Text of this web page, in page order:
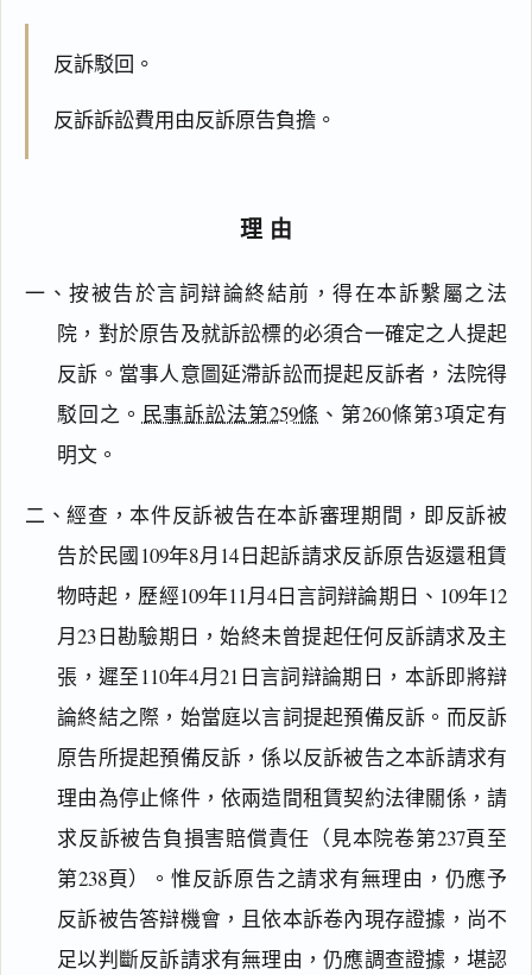
反訴駁回。
反訴訴訟費用由反訴原告負擔。
理由
一、按被告於言詞辯論終結前，得在本訴繫屬之法
院，對於原告及就訴訟標的必須合一確定之人提起
反訴。當事人意圖延滯訴訟而提起反訴者，法院得
駁回之。 民事訴訟法第259條 、第260條第3項定有
明文。
二、經查，本件反訴被告在本訴審理期間，即反訴被
告於民國109年8月14日起訴請求反訴原告返還租賃
物時起，歷經109年11月4日言詞辯論期日、109年12
月23日勘驗期日，始終未曾提起任何反訴請求及主
張，遲至110年4月21日言詞辯論期日，本訴即將辯
論終結之際，始當庭以言詞提起預備反訴。而反訴
原告所提起預備反訴，係以反訴被告之本訴請求有
理由為停止條件，依兩造間租賃契約法律關係，請
求反訴被告負損害賠償責任（見本院卷第237頁至
第238頁）。惟反訴原告之請求有無理由，仍應予
反訴被告答辯機會，且依本訴卷內現存證據，尚不
足以判斷反訴請求有無理由，仍應調查證據，堪認